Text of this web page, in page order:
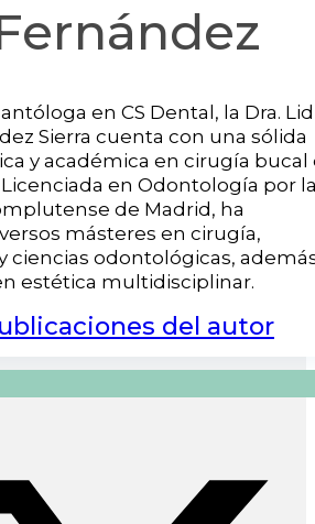
en CS Dental, la Dra.
Sierra cuenta con una sólida
y académica en cirugía bucal
en Odontología por
de Madrid, ha
másteres en cirugía,
ciencias odontológicas,
estética multidisciplinar.
del autor